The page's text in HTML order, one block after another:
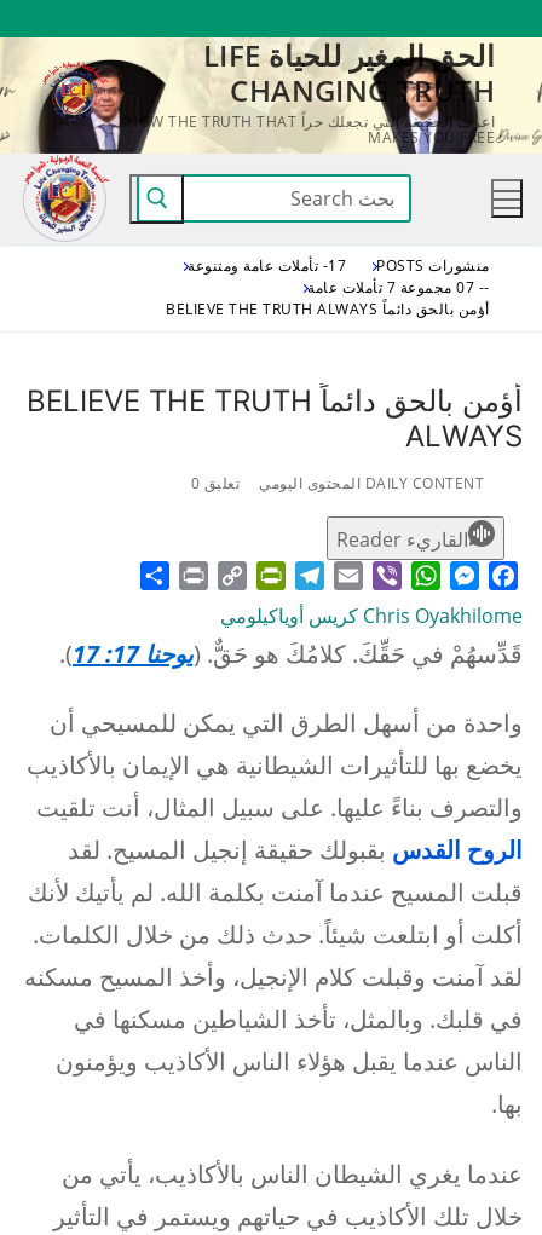
المحتوى
الحق المغير للحياة LIFE
CHANGING TRUTH
اعرف الحقيقة التي تجعلك حراً KNOW THE TRUTH THAT
MAKES YOU FREE
البحث
عن:
منشورات POSTS
17- تأملات عامة ومتنوعة
-- 07 مجموعة 7 تأملات عامة
أؤمن بالحق دائماً BELIEVE THE TRUTH ALWAYS
أؤمن بالحق دائماً BELIEVE THE TRUTH
ALWAYS
DAILY CONTENT المحتوى اليومي تعليق 0
القاريء Reader
Facebook
Messenger
WhatsApp
Viber
Email
Telegram
PrintFriendly
Copy
Print
Chris Oyakhilome كريس أوياكيلومي
قَدِّسهُمْ في حَقِّكَ. كلامُكَ هو حَقٌّ. (يوحنا 17: 17 ).
واحدة من أسهل الطرق التي يمكن للمسيحي أن
يخضع بها للتأثيرات الشيطانية هي الإيمان بالأكاذيب
والتصرف بناءً عليها. على سبيل المثال، أنت تلقيت
الروح القدس بقبولك حقيقة إنجيل المسيح. لقد
قبلت المسيح عندما آمنت بكلمة الله. لم يأتيك لأنك
أكلت أو ابتلعت شيئاً. حدث ذلك من خلال الكلمات.
لقد آمنت وقبلت كلام الإنجيل، وأخذ المسيح مسكنه
في قلبك. وبالمثل، تأخذ الشياطين مسكنها في
الناس عندما يقبل هؤلاء الناس الأكاذيب ويؤمنون
بها.
عندما يغري الشيطان الناس بالأكاذيب، يأتي من
خلال تلك الأكاذيب في حياتهم ويستمر في التأثير